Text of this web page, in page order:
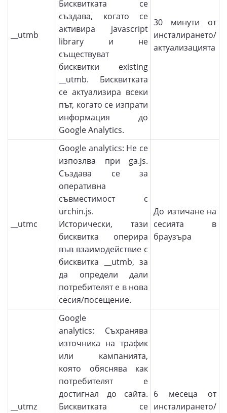
__utmb
Бисквитката се
създава, когато се
активира javascript
library и не
съществуват
бисквитки existing
__utmb. Бисквитката
се актуализира всеки
път, когато се изпрати
информация до
Google Analytics.
30 минути от
инсталирането/
актуализацията
__utmc
Google analytics: Не се
изпозлва при ga.js.
Създава се за
оперативна
съвместимост с
urchin.js.
Исторически, тази
бисквитка оперира
във взаимодействие с
бисквитка __utmb, за
да определи дали
потребителят е в нова
сесия/посещение.
До изтичане на
сесията в
браузъра
__utmz
Google
analytics: Съхранява
източника на трафик
или кампанията,
която обяснява как
потребителят е
достигнал до сайта.
Бисквитката се
6 месеца от
инсталирането/